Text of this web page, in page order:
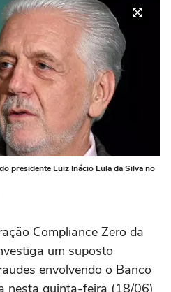
presidente Luiz Inácio Lula da Silva no
Compliance Zero da
um suposto
envolvendo o Banco
nesta quinta-feira (18/06)